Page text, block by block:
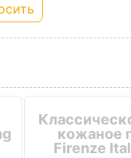
кожаное
Firenze